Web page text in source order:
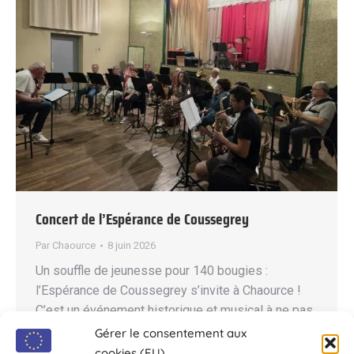
Gérer le consentement aux
Concert de l’Espérance de Coussegrey
Par Chaource 8 juin 2026
Un souffle de jeunesse pour 140 bougies :
l’Espérance de Coussegrey s’invite à Chaource !
C’est un événement historique et musical à ne pas
manquer ! Pour la toute première fois de sa très
longue et belle histoire, l’orchestre d’harmonie de